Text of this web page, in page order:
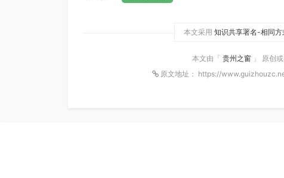
本文采用 知识共享署名-相同
本文由「 贵州之窗 」 原创
原文地址： https://